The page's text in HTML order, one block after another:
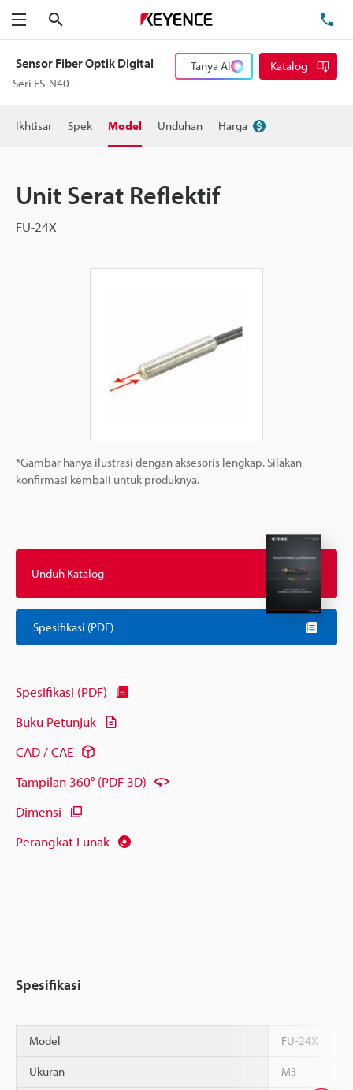
Menu
Sensor Fiber Optik Digital
Seri FS-N40
Tanya AI Katalog
Ikhtisar Spek Model Unduhan Harga
Unit Serat Reflektif
FU-24X
*Gambar hanya ilustrasi dengan aksesoris lengkap. Silakan
konfirmasi kembali untuk produknya.
Unduh Katalog
Spesifikasi (PDF)
Spesifikasi (PDF)
Buku Petunjuk
CAD / CAE
Tampilan 360° (PDF 3D)
Dimensi
Perangkat Lunak
Spesifikasi
Model FU-24X
Ukuran M3